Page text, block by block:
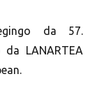
da 57.
LANARTEA